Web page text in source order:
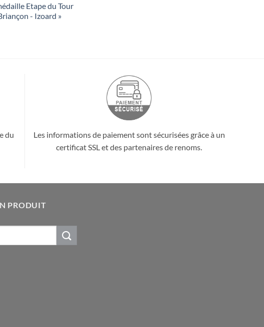
Etape du Tour
- Izoard »
du
Les informations de paiement sont sécurisées grâce à un
certificat SSL et des partenaires de renoms.
PRODUIT